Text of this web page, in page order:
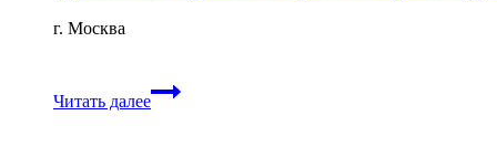
г. Москва
Читать далее
Детский
садик